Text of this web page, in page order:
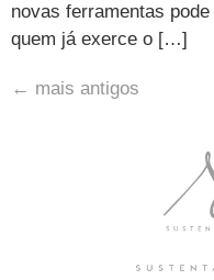
novas ferramentas
quem já exerce o […]
← mais antigos